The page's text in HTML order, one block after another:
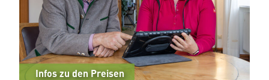
Infos zu den Preisen